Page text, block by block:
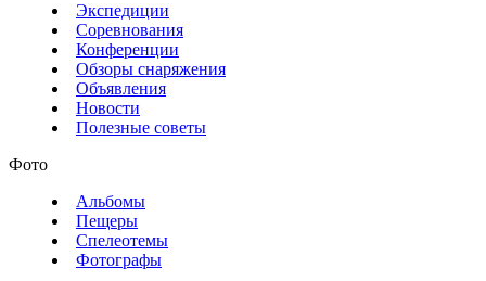
Экспедиции
Соревнования
Конференции
Обзоры снаряжения
Объявления
Новости
Полезные советы
Фото
Альбомы
Пещеры
Спелеотемы
Фотографы